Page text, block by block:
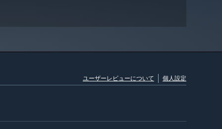
ユーザーレビューについて 個人設定